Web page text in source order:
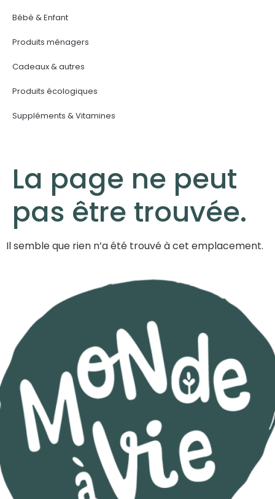
Bébé & Enfant
Produits ménagers
Cadeaux & autres
Produits écologiques
Suppléments & Vitamines
La page ne peut
pas être trouvée.
Il semble que rien n’a été trouvé à cet emplacement.